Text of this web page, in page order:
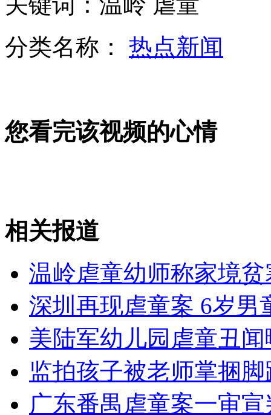
纽约时报广场广告牌成"吸金招牌"
淘宝网公布2012年度最热商品
女孩北京地铁殴打老人 痛下狠手拳打脚踢
无痛分娩是否安全 医生回应
外交部：反对强权政治霸凌主义
分类名称： 热点新闻
您看完该视频的心情
相关报道
温岭虐童幼师称家境
深圳再现虐童案 6岁男
美陆军幼儿园虐童丑闻
监拍孩子被老师掌捆
广东番禺虐童案一审